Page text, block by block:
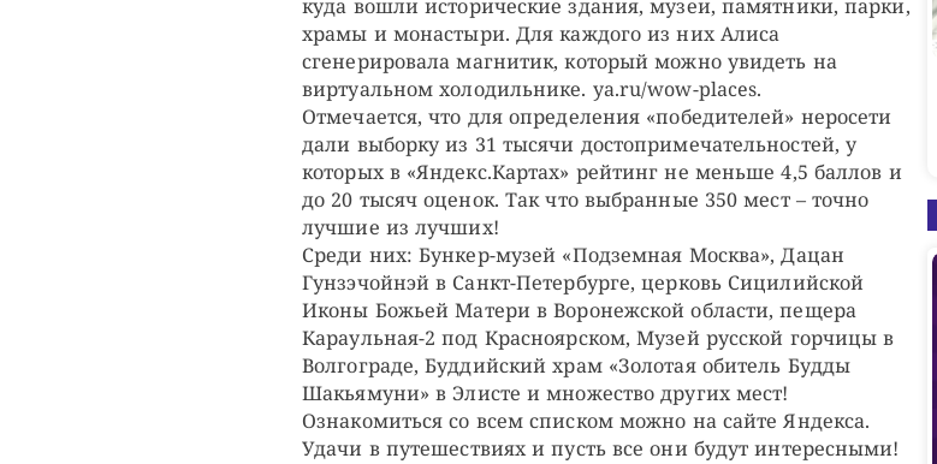
куда вошли исторические здания, музеи, памятники, парки,
храмы и монастыри. Для каждого из них Алиса
сгенерировала магнитик, который можно увидеть на
виртуальном холодильнике. ya.ru/wow-places.
Отмечается, что для определения «победителей» неросети
дали выборку из 31 тысячи достопримечательностей, у
которых в «Яндекс.Картах» рейтинг не меньше 4,5 баллов и
до 20 тысяч оценок. Так что выбранные 350 мест – точно
лучшие из лучших!
Среди них: Бункер-музей «Подземная Москва», Дацан
Гунзэчойнэй в Санкт-Петербурге, церковь Сицилийской
Иконы Божьей Матери в Воронежской области, пещера
Караульная-2 под Красноярском, Музей русской горчицы в
Волгограде, Буддийский храм «Золотая обитель Будды
Шакьямуни» в Элисте и множество других мест!
Ознакомиться со всем списком можно на сайте Яндекса.
Удачи в путешествиях и пусть все они будут интересными!